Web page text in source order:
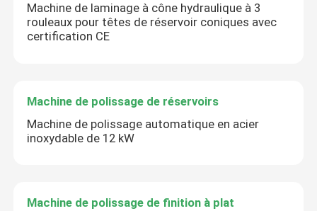
Machine de laminage à cône hydraulique à 3
rouleaux pour têtes de réservoir coniques avec
certification CE
Machine de polissage de réservoirs
Machine de polissage automatique en acier
inoxydable de 12 kW
Machine de polissage de finition à plat